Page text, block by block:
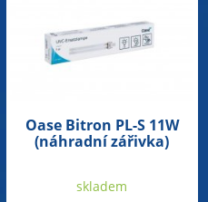
Oase Bitron PL-S 11W
(náhradní zářivka)
skladem